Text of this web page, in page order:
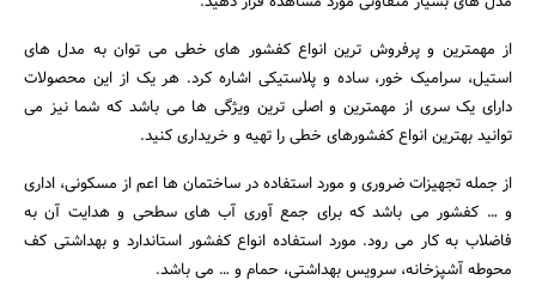
از مهمترین و پرفروش ترین انواع کفشور های خطی می توان به مدل های
استیل، سرامیک خور، ساده و پلاستیکی اشاره کرد. هر یک از این محصولات
دارای یک سری از مهمترین و اصلی ترین ویژگی ها می باشد که شما نیز می
توانید بهترین انواع کفشورهای خطی را تهیه و خریداری کنید.
از جمله تجهیزات ضروری و مورد استفاده در ساختمان ها اعم از مسکونی، اداری
و … کفشور می باشد که برای جمع آوری آب های سطحی و هدایت آن به
فاضلاب به کار می رود. مورد استفاده انواع کفشور استاندارد و بهداشتی کف
محوطه آشپزخانه، سرویس بهداشتی، حمام و … می باشد.